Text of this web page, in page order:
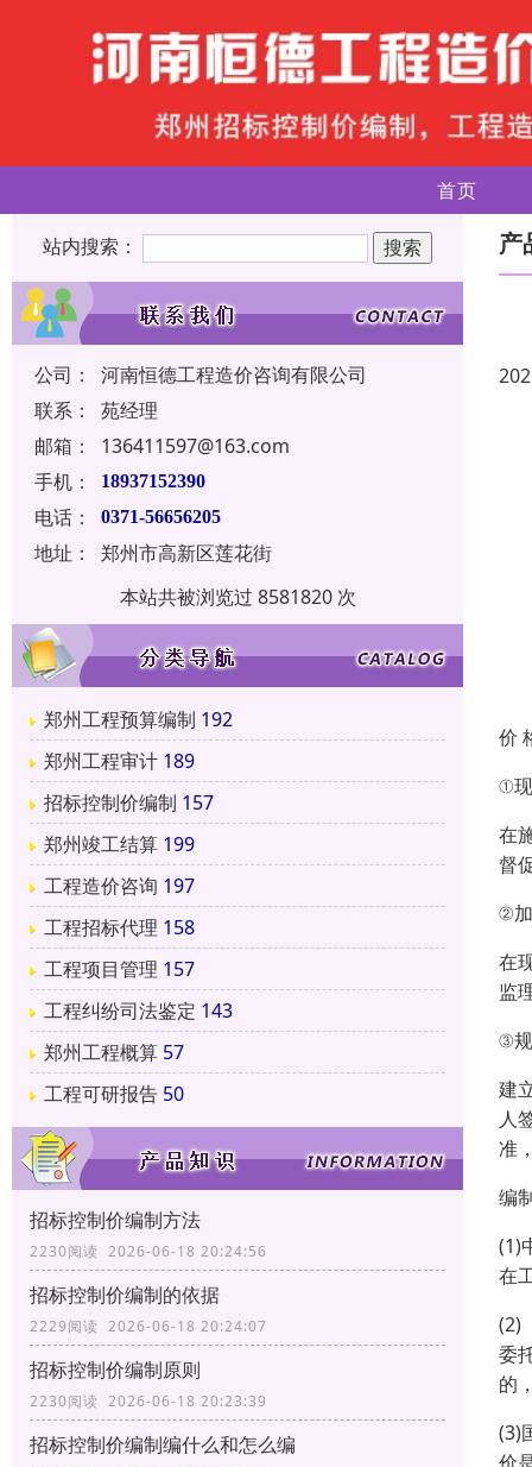
首页
站内搜索：
公司：
河南恒德工程造价咨询有限公司
联系：
苑经理
邮箱：
136411597@163.com
手机：
18937152390
电话： 0371-56656205
地址：
郑州市高新区莲花街
本站共被浏览过 8581820 次
郑州工程预算编制 192
郑州工程审计 189
招标控制价编制 157
郑州竣工结算 199
工程造价咨询 197
工程招标代理 158
工程项目管理 157
工程纠纷司法鉴定 143
郑州工程概算 57
工程可研报告 50
招标控制价编制方法
2230阅读 2026-06-18 20:24:56
招标控制价编制的依据
2229阅读 2026-06-18 20:24:07
招标控制价编制原则
2230阅读 2026-06-18 20:23:39
招标控制价编制编什么和怎么编
产
价
①
在
督
②
在
监
③
建
人
准
编
(1)
在
(2)
委
的
(3)